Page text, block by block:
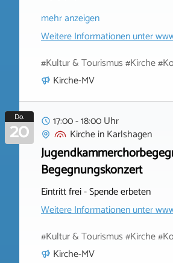
mehr anzeigen
Weitere Informationen unter
#Kultur & Tourismus #Kirche
Kirche-MV
Do.
20
17:00 - 18:00 Uhr
KircheinKarlshagen
Begegnungskonzert
Eintritt frei - Spende erbeten
Weitere Informationen unter
#Kultur & Tourismus #Kirche
Kirche-MV